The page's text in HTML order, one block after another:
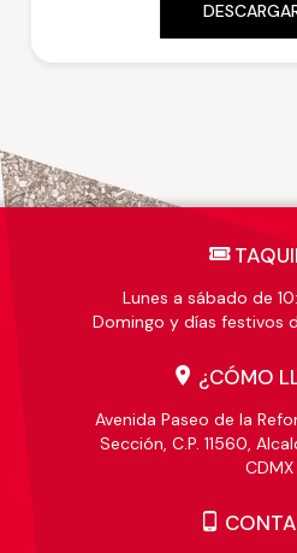
Lunes a sábado de
Domingo y días festivos
¿CÓMO
Avenida Paseo de la
Sección, C.P. 11560,
CDMX